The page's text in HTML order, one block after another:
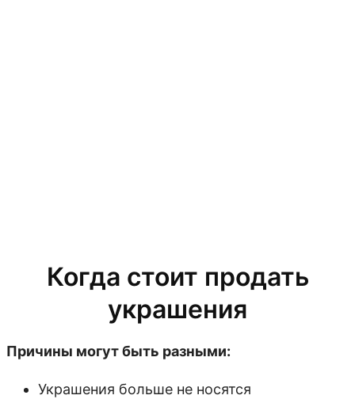
Когда стоит продать
украшения
Причины могут быть разными:
Украшения больше не носятся